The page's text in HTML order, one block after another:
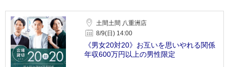
土間土間 八重洲店
8/9(日) 14:00
《男女20対20》お互いを思いやれる関係
年収600万円以上の男性限定